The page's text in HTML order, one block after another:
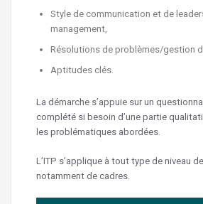
Style de communication et de
management,
Résolutions de problèmes/gestion
Aptitudes clés.
La démarche s’appuie sur un
complété si besoin d’une partie
les problématiques abordées.
L’ITP s’applique à tout type de niveau
notamment de cadres.